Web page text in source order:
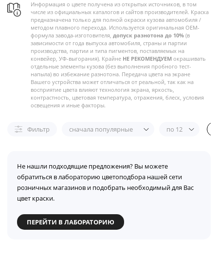
Информация о цвете получена из открытых источников, в том
числе из официальных каталогов и сайтов производителей. Краска
предназначена только для полной окраски кузова автомобиля /
методом плавного перехода. Используется оригинальная OEM-
формула завода-изготовителя, допуск разнотона до 10% (в
зависимости от года выпуска автомобиля, страны и партии
производства, партии и типа пигментов, поставляемых на
конвейер, УФ-выгорания). Крайне НЕ РЕКОМЕНДУЕМ окрашивать
отдельные элементы кузова (без выполнения пробного тест-
напыла) во избежание разнотона. Передача цвета на экране
Вашего устройства может отличаться от реальной, так как на
восприятие цвета влияют технология экрана, яркость,
контрастность, цветовая температура, отражения, блеск, условия
освещения и иные факторы.
Фильтр сначала популярные по 12
Не нашли подходящие предложения? Вы можете
обратиться в лабораторию цветоподбора нашей сети
розничных магазинов и подобрать необходимый для Вас
цвет краски.
ПЕРЕЙТИ В ЛАБОРАТОРИЮ